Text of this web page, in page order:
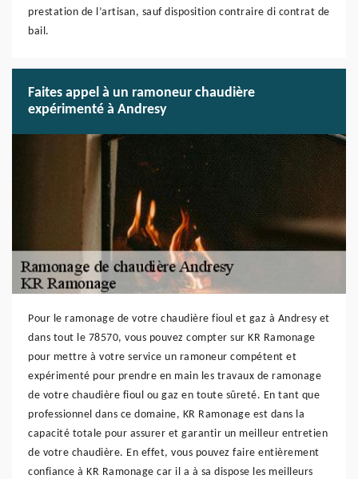
prestation de l’artisan, sauf disposition contraire di contrat de
bail.
Faites appel à un ramoneur chaudière
expérimenté à Andresy
Pour le ramonage de votre chaudière fioul et gaz à Andresy et
dans tout le 78570, vous pouvez compter sur KR Ramonage
pour mettre à votre service un ramoneur compétent et
expérimenté pour prendre en main les travaux de ramonage
de votre chaudière fioul ou gaz en toute sûreté. En tant que
professionnel dans ce domaine, KR Ramonage est dans la
capacité totale pour assurer et garantir un meilleur entretien
de votre chaudière. En effet, vous pouvez faire entièrement
confiance à KR Ramonage car il a à sa dispose les meilleurs